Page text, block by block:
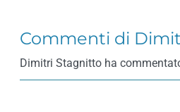
Commenti di
Dimitri Stagnitto ha